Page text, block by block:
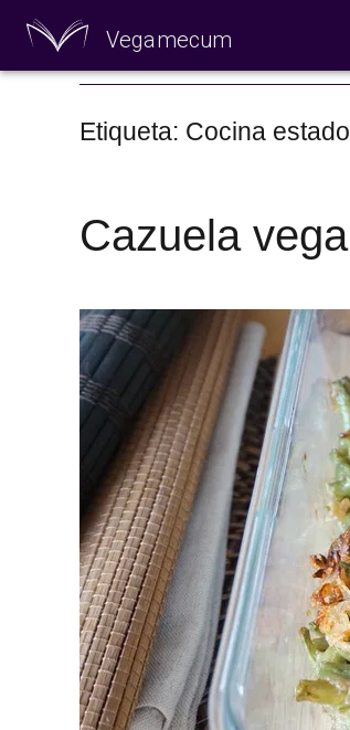
Vegamecum
Primeros para brillar
Etiqueta: Cocina
Cazuela